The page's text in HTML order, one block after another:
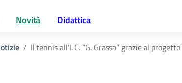
Novità Didattica
Il tennis all’I. C. “G. Grassa” grazie al